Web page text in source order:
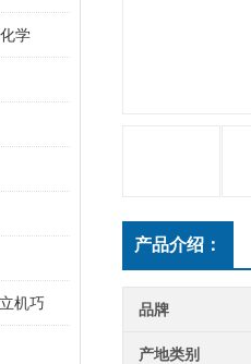
学
机巧
产品介绍：
品牌
产地类别